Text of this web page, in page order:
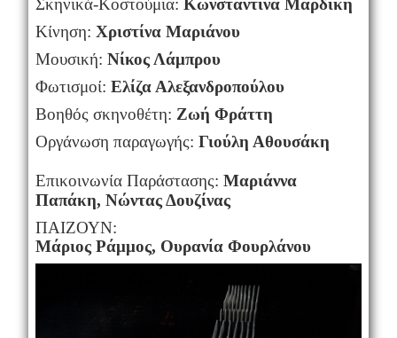
Σκηνικά-Κοστούμια: Κωνσταντίνα Μαρδίκη
Κίνηση: Χριστίνα Μαριάνου
Μουσική: Nίκος Λάμπρου
Φωτισμοί: Ελίζα Αλεξανδροπούλου
Βοηθός σκηνοθέτη: Ζωή Φράττη
Οργάνωση παραγωγής: Γιούλη Αθουσάκη
Επικοινωνία Παράστασης: Μαριάννα
Παπάκη, Νώντας Δουζίνας
ΠΑΙΖΟΥΝ:
Μάριος Ράμμος, Ουρανία Φουρλάνου